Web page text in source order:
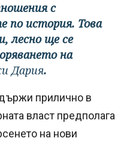
с
по история. Това
лесно ще се
на
Дария.
прилично в
власт предполага
на нови